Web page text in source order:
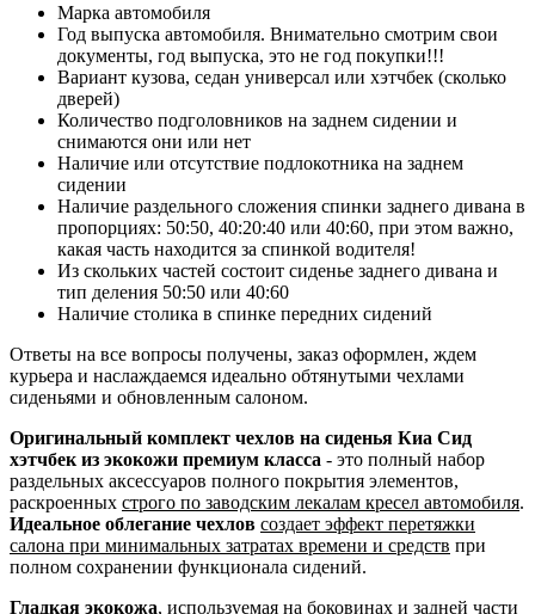
Марка автомобиля
Год выпуска автомобиля. Внимательно смотрим свои
документы, год выпуска, это не год покупки!!!
Вариант кузова, седан универсал или хэтчбек (сколько
дверей)
Количество подголовников на заднем сидении и
снимаются они или нет
Наличие или отсутствие подлокотника на заднем
сидении
Наличие раздельного сложения спинки заднего дивана в
пропорциях: 50:50, 40:20:40 или 40:60, при этом важно,
какая часть находится за спинкой водителя!
Из скольких частей состоит сиденье заднего дивана и
тип деления 50:50 или 40:60
Наличие столика в спинке передних сидений
Ответы на все вопросы получены, заказ оформлен, ждем
курьера и наслаждаемся идеально обтянутыми чехлами
сиденьями и обновленным салоном.
Оригинальный комплект чехлов на сиденья Киа Сид
хэтчбек из экокожи премиум класса - это полный набор
раздельных аксессуаров полного покрытия элементов,
раскроенных строго по заводским лекалам кресел автомобиля.
Идеальное облегание чехлов создает эффект перетяжки
салона при минимальных затратах времени и средств при
полном сохранении функционала сидений.
Гладкая экокожа, используемая на боковинах и задней части